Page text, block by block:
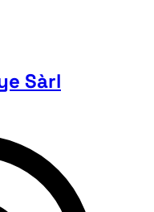
Sàrl